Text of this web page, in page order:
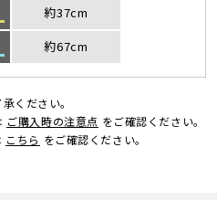
約37cm
約67cm
ください。
ご購入時の注意点 をご確認ください。
こちら をご確認ください。